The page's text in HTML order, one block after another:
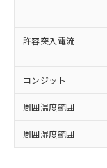
許容突入電流
コンジット
周囲温度範囲
周囲湿度範囲
※1 対応
対応済